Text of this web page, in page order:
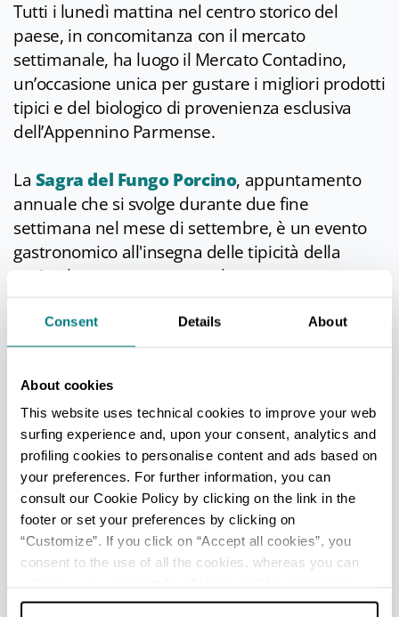
Consent Details About
About cookies
This website uses technical cookies to improve your web
surfing experience and, upon your consent, analytics and
profiling cookies to personalise content and ads based on
your preferences. For further information, you can
consult our Cookie Policy by clicking on the link in the
footer or set your preferences by clicking on
“Customize”. If you click on “Accept all cookies”, you
consent to the use of all the cookies, whereas you can
cookies only” and only the technical cookies for the
Tutti i lunedì mattina nel centro storico del
paese, in concomitanza con il mercato
settimanale, ha luogo il Mercato Contadino,
un’occasione unica per gustare i migliori prodotti
tipici e del biologico di provenienza esclusiva
dell’Appennino Parmense.
La Sagra del Fungo Porcino, appuntamento
annuale che si svolge durante due fine
settimana nel mese di settembre, è un evento
gastronomico all'insegna delle tipicità della
cucina borgotarese ma anche un
racchiudono la storia, la cultura e l’anima della
vallata. Musica, mostre fotografiche e di
programma della Sagra.
NEI DINTORNI
La Val Taro e l’adiacente Val Ceno racchiudono
numerosi paesi e borghi antichi, tra cuiBedonia
(13 km),Albareto(9 km),Compiano(11 km) e